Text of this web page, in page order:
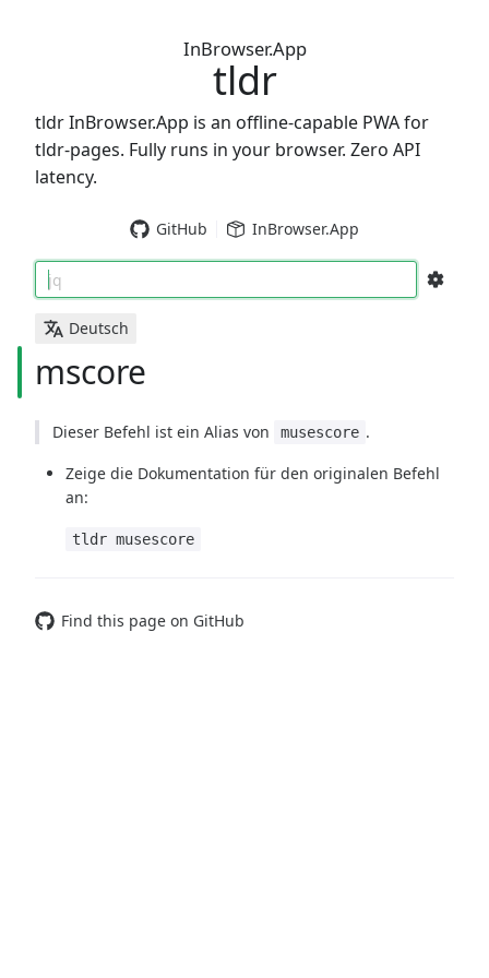
InBrowser.App
tldr
tldr InBrowser.App is an offline-capable PWA for
tldr-pages. Fully runs in your browser. Zero API
latency.
GitHub InBrowser.App
jq
Deutsch
mscore
Dieser Befehl ist ein Alias von musescore .
Zeige die Dokumentation für den originalen Befehl
an:
tldr musescore
Find this page on GitHub